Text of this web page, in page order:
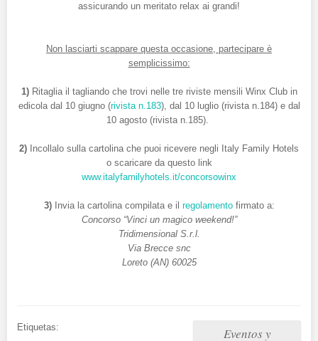
assicurando un meritato relax ai grandi!
Non lasciarti scappare questa occasione, partecipare è
semplicissimo:
1)Ritaglia il tagliando che trovi nelle tre riviste mensili Winx Club in
edicola dal 10 giugno (rivista n.183), dal 10 luglio (rivista n.184) e dal
10 agosto (rivista n.185).
2) Incollalo sulla cartolina che puoi ricevere negli Italy Family Hotels
o scaricare da questo link
www.italyfamilyhotels.it/concorsowinx
3)Invia la cartolina compilata e il regolamentofirmato a:
Concorso “Vinci un magico weekend!”
Tridimensional S.r.l.
Via Brecce snc
Loreto (AN) 60025
Etiquetas:
Eventos y